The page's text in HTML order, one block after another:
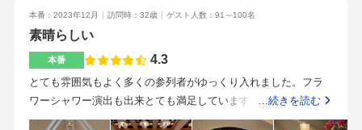
度知り合いになってからはいいですが、初対面だと何であなた
に教えないといけないの？と思います。駅直結、200人を超える
大人数の場合にはいいのではないでしょうか。披露宴で絶対に
本番：2023年12月 訪問時：32歳 ゲスト人数：91～100名
素晴らしい
本番 4.3
とても雰囲気もよく多くの参列者がゆっくり入れました。フラ
ワーシャワー演出も出来とても満足しています。会場は高級感
がありとても満足。食事もとても好評でした。希望の演出もで
…続きを読む